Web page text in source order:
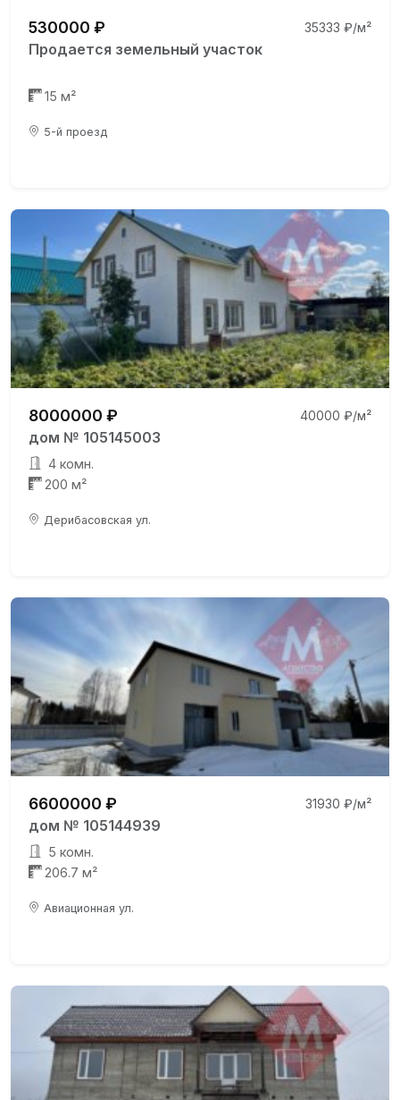
530000 ₽ 35333 ₽/м²
Продается земельный участок
15 м²
5-й проезд
8000000 ₽ 40000 ₽/м²
дом № 105145003
4 комн.
200 м²
Дерибасовская ул.
6600000 ₽ 31930 ₽/м²
дом № 105144939
5 комн.
206.7 м²
Авиационная ул.